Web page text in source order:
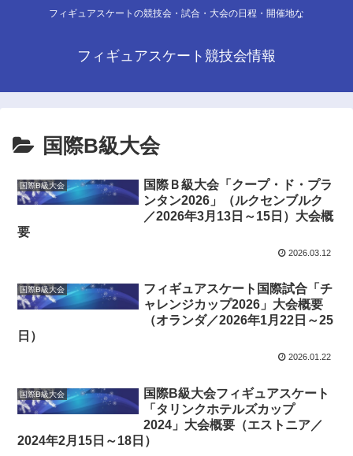
フィギュアスケートの競技会・試合・大会の日程・開催地な
フィギュアスケート競技会情報
国際B級大会
国際B級大会
国際Ｂ級大会「クープ・ド・プラ
ンタン2026」（ルクセンブルク
／2026年3月13日～15日）大会概
要
2026.03.12
国際B級大会
フィギュアスケート国際試合「チ
ャレンジカップ2026」大会概要
（オランダ／2026年1月22日～25
日）
2026.01.22
国際B級大会
国際B級大会フィギュアスケート
「タリンクホテルズカップ
2024」大会概要（エストニア／
2024年2月15日～18日）